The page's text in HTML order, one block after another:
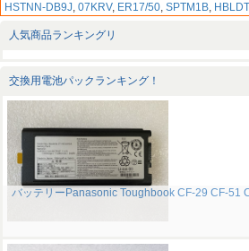
HSTNN-DB9J, 07KRV, ER17/50, SPTM1B,
人気商品ランキングリ
交換用電池パックランキング！
バッテリーPanasonic Toughbook CF-29 CF-51